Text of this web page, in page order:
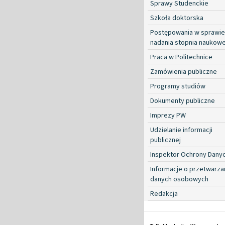
Sprawy Studenckie
Szkoła doktorska
Postępowania w sprawie
nadania stopnia
Praca w Politechnice
Zamówienia publiczne
Programy studiów
Dokumenty publiczne
Imprezy PW
Udzielanie informacji
publicznej
Inspektor Ochrony
Informacje o
danych osobowych
Redakcja